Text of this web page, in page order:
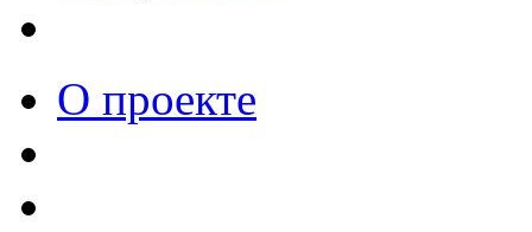
О проекте